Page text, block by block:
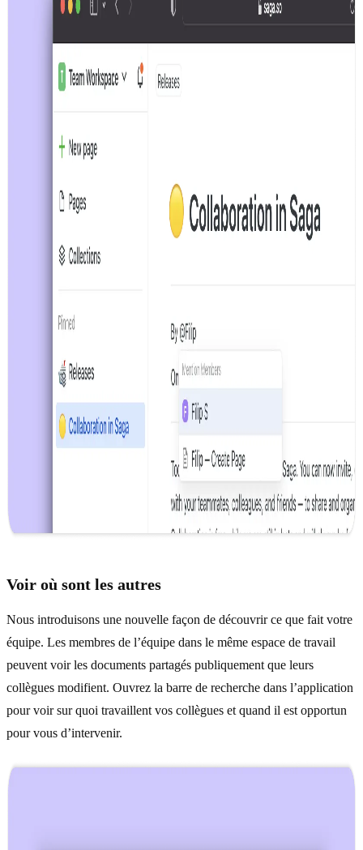
Voir où sont les autres
Nous introduisons une nouvelle façon de découvrir ce que fait votre
équipe. Les membres de l’équipe dans le même espace de travail
peuvent voir les documents partagés publiquement que leurs
collègues modifient. Ouvrez la barre de recherche dans l’application
pour voir sur quoi travaillent vos collègues et quand il est opportun
pour vous d’intervenir.